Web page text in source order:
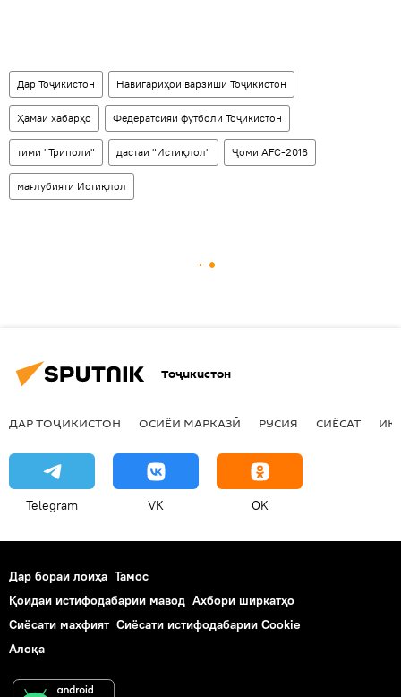
Дар Тоҷикистон Навигариҳои варзиши Тоҷикистон
Ҳамаи хабарҳо Федератсияи футболи Тоҷикистон
тими "Триполи" дастаи "Истиқлол" Ҷоми AFC-2016
мағлубияти Истиқлол
Тоҷикистон
ДАР ТОҶИКИСТОН ОСИЁИ МАРКАЗӢ РУСИЯ СИЁСАТ
Telegram VK OK
Дар бораи лоиҳа Тамос
Қоидаи истифодабарии мавод Ахбори ширкатҳо
Сиёсати махфият Сиёсати истифодабарии Cookie
Алоқа